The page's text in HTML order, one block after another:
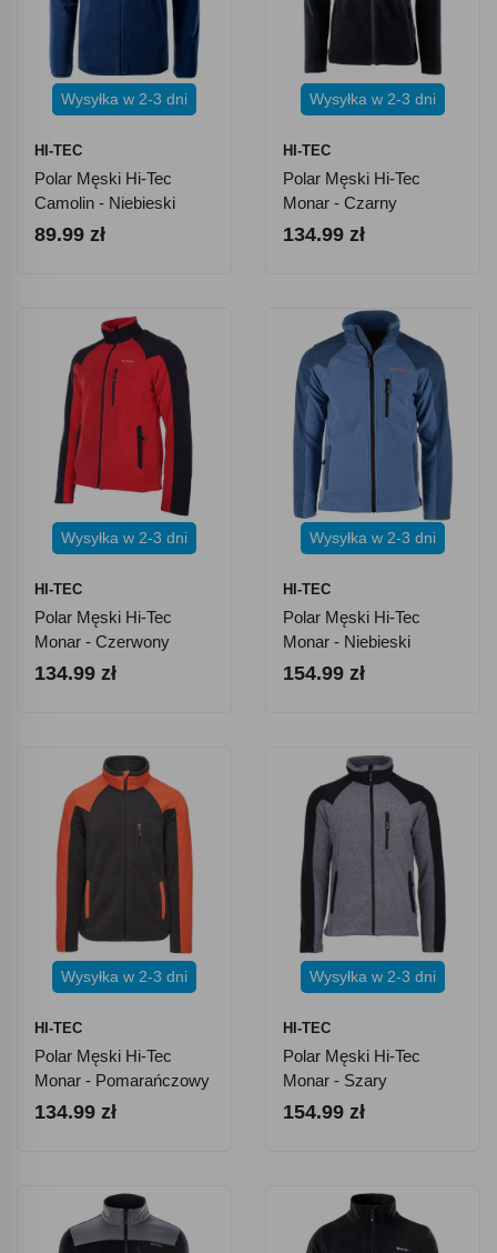
Wysyłka w 2-3 dni
HI-TEC
Polar Męski Hi-Tec
Camolin - Niebieski
89.99 zł
Wysyłka w 2-3 dni
HI-TEC
Polar Męski Hi-Tec
Monar - Czarny
134.99 zł
Wysyłka w 2-3 dni
HI-TEC
Polar Męski Hi-Tec
Monar - Czerwony
134.99 zł
Wysyłka w 2-3 dni
HI-TEC
Polar Męski Hi-Tec
Monar - Niebieski
154.99 zł
Wysyłka w 2-3 dni
HI-TEC
Polar Męski Hi-Tec
Monar - Pomarańczowy
134.99 zł
Wysyłka w 2-3 dni
HI-TEC
Polar Męski Hi-Tec
Monar - Szary
154.99 zł